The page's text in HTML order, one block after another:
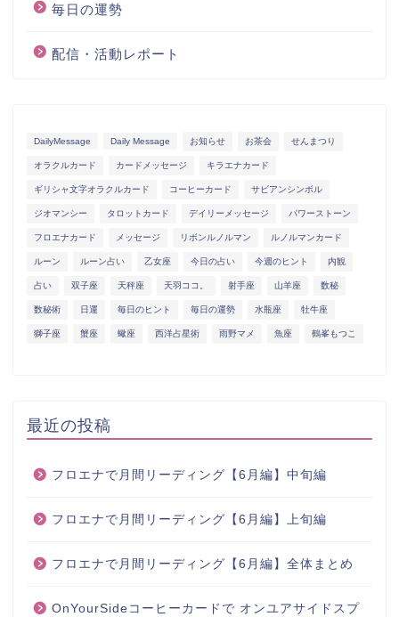
毎日の運勢
配信・活動レポート
DailyMessage Daily Message お知らせ お茶会 せんまつり
オラクルカード カードメッセージ キラエナカード
ギリシャ文字オラクルカード コーヒーカード サビアンシンボル
ジオマンシー タロットカード デイリーメッセージ パワーストーン
フロエナカード メッセージ リボンルノルマン ルノルマンカード
ルーン ルーン占い 乙女座 今日の占い 今週のヒント 内観
占い 双子座 天秤座 天羽ココ。 射手座 山羊座 数秘
数秘術 日運 毎日のヒント 毎日の運勢 水瓶座 牡牛座
獅子座 蟹座 蠍座 西洋占星術 雨野マメ 魚座 鶴峯もつこ
最近の投稿
フロエナで月間リーディング【6月編】中旬編
フロエナで月間リーディング【6月編】上旬編
フロエナで月間リーディング【6月編】全体まとめ
OnYourSideコーヒーカードで オンユアサイドスプ